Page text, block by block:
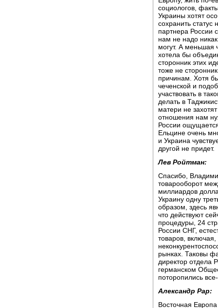
социологов,
Украины хотят
сохранить статус
партнера России
нам не надо
могут. А меньшая
хотела бы
сторонник этих
тоже не
причинам. Хотя
чеченской и
участвовать в
делать в
матери не
отношения нам
России
Ельцине очень
и Украина
другой не придет.
Лев Ройтман:
Спасибо,
товарооборот
миллиардов
Украину одну
образом, здесь
что действуют
процедуры, 24
России СНГ,
товаров,
рынках. Таковы
директор отдела
германском
поторопились
Александр Рар:
Восточная